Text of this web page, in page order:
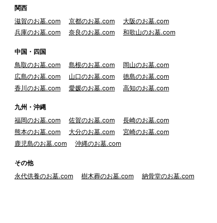
関西
滋賀のお墓.com
京都のお墓.com
大阪のお墓.com
兵庫のお墓.com
奈良のお墓.com 和歌山のお墓.com
中国・四国
鳥取のお墓.com
島根のお墓.com
岡山のお墓.com
広島のお墓.com
山口のお墓.com
徳島のお墓.com
香川のお墓.com
愛媛のお墓.com 高知のお墓.com
九州・沖縄
福岡のお墓.com
佐賀のお墓.com
長崎のお墓.com
熊本のお墓.com
大分のお墓.com
宮崎のお墓.com
鹿児島のお墓.com
沖縄のお墓.com
その他
永代供養のお墓.com
樹木葬のお墓.com 納骨堂のお墓.com